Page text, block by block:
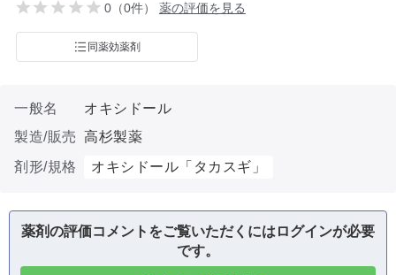
0（0件） 薬の評価を見る
同薬効薬剤
一般名
オキシドール
製造/販売 高杉製薬
剤形/規格
オキシドール「タカスギ」
薬剤の評価コメントをご覧いただくにはログインが必要
です。